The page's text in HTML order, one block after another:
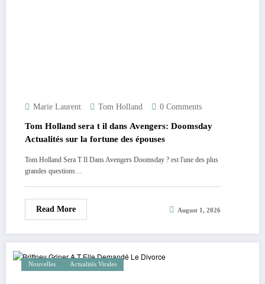
Marie Laurent Tom Holland 0 Comments
Tom Holland sera t il dans Avengers: Doomsday
Actualités sur la fortune des épouses
Tom Holland Sera T Il Dans Avengers Doomsday ? est l'une des plus
grandes questions…
Read More August 1, 2026
Nouvelles Actualités Virales